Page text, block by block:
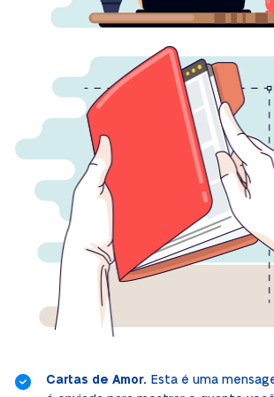
Cartas de Amor. Esta é uma